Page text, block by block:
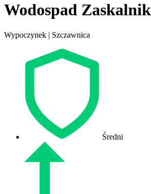
Wodospad Zaskalnik
Wypoczynek | Szczawnica
Średni